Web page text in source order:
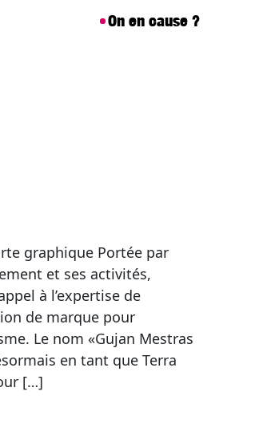
On en cause ?
graphique Portée par
et ses activités,
à l’expertise de
de marque pour
Le nom «Gujan Mestras
en tant que Terra
[…]